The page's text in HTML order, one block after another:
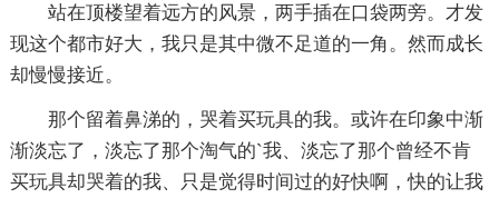
站在顶楼望着远方的风景，两手插在口袋两旁。才发
现这个都市好大，我只是其中微不足道的一角。然而成长
却慢慢接近。
那个留着鼻涕的，哭着买玩具的我。或许在印象中渐
渐淡忘了，淡忘了那个淘气的`我、淡忘了那个曾经不肯
买玩具却哭着的我、只是觉得时间过的好快啊，快的让我